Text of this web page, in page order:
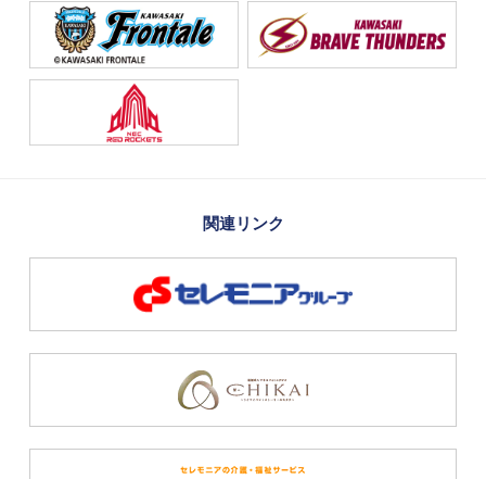
関連リンク